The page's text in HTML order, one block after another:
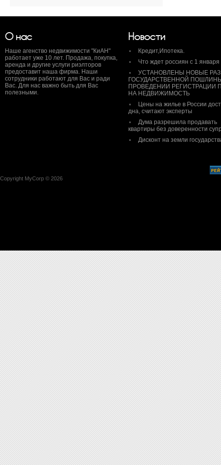
О нас
Наше агенство недвижимости "КиАН"
работает уже 10 лет. Продажа, покупка,
аренда и другие услуги риэлторов
предоставит наша фирма. Наши
сотрудники работают для Вас и ради
Вас. Для нас важно быть для Вас
полезными.
Новости
Кредит,Ипотека.
Что ждет россиян с 1
УСТАНОВЛЕНЫ НОВЫЕ
ГОСУДАРСТВЕННОЙ
ПРОВЕДЕНИИ РЕГИСТРАЦИИ
НА НЕДВИЖИМОСТЬ
Цены на жилье в России
дна, считают эксперты
Дума разрешила продавать
квартиры без доверенности
Дисконт на земли
Copyright MyCorp © 2026